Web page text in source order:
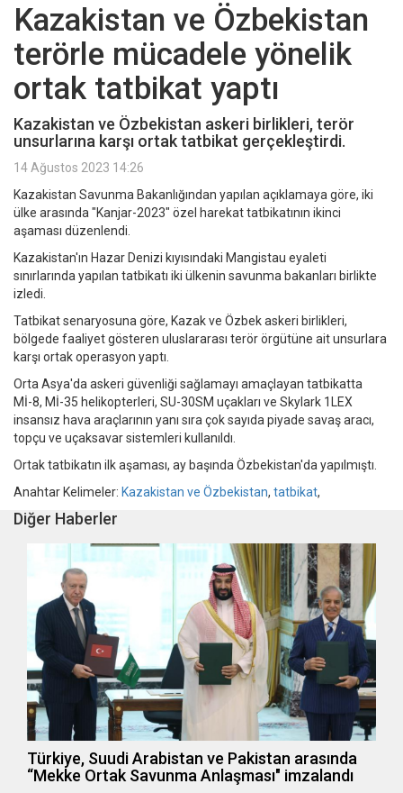
Kazakistan ve Özbekistan
terörle mücadele yönelik
ortak tatbikat yaptı
Kazakistan ve Özbekistan askeri birlikleri, terör
unsurlarına karşı ortak tatbikat gerçekleştirdi.
14 Ağustos 2023 14:26
Kazakistan Savunma Bakanlığından yapılan açıklamaya göre, iki
ülke arasında "Kanjar-2023" özel harekat tatbikatının ikinci
aşaması düzenlendi.
Kazakistan'ın Hazar Denizi kıyısındaki Mangistau eyaleti
sınırlarında yapılan tatbikatı iki ülkenin savunma bakanları birlikte
izledi.
Tatbikat senaryosuna göre, Kazak ve Özbek askeri birlikleri,
bölgede faaliyet gösteren uluslararası terör örgütüne ait unsurlara
karşı ortak operasyon yaptı.
Orta Asya'da askeri güvenliği sağlamayı amaçlayan tatbikatta
Mİ-8, Mİ-35 helikopterleri, SU-30SM uçakları ve Skylark 1LEX
insansız hava araçlarının yanı sıra çok sayıda piyade savaş aracı,
topçu ve uçaksavar sistemleri kullanıldı.
Ortak tatbikatın ilk aşaması, ay başında Özbekistan'da yapılmıştı.
Anahtar Kelimeler: Kazakistan ve Özbekistan, tatbikat,
Diğer Haberler
Türkiye, Suudi Arabistan ve Pakistan arasında
“Mekke Ortak Savunma Anlaşması" imzalandı